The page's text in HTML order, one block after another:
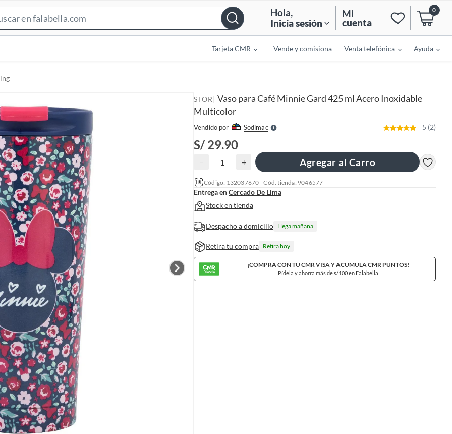
e
Hola,
Inicia sesión
Mi
cuenta
0
Tarjeta CMR Vende y comisiona Venta telefónica Ayuda
STOR | Vaso para Café Minnie Gard 425 ml Acero Inoxidable
Multicolor
Vendido por SodimacS
e
r
5 (2)
S/ 29.90
− + Agregar al Carro
Código: 132037670 Cód. tienda: 9046577
Entrega enCercado De Lima
Stock en tienda
Despacho a domicilio Llega mañana
Retira tu compra Retira hoy
¡COMPRA CON TU CMR VISA Y ACUMULA CMR PUNTOS!
Pídela y ahorra más de s/100 en Falabella